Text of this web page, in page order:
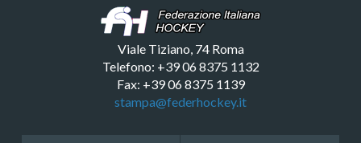
Viale Tiziano, 74 Roma
Telefono: +39 06 8375 1132
Fax: +39 06 8375 1139
stampa@federhockey.it